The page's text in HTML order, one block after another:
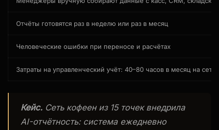
Отчёты готовятся раз в неделю или раз в месяц
Человеческие ошибки при переносе и расчётах
Затраты на управленческий учёт: 40–80 часов в месяц на сеть
Кейс. Сеть кофеен из 15 точек внедрила
AI-отчётность: система ежедневно